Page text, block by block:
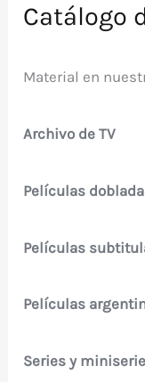
Catálogo
Material en
Archivo de TV
Películas
Películas
Películas
Series y